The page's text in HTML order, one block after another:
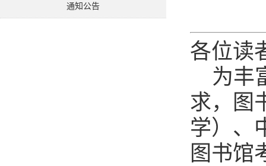
通知公告
各位读
为丰
求，图
学）、
图书馆